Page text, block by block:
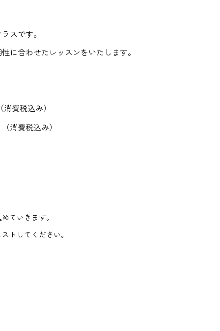
スです。
に合わせたレッスンをいたします。
費税込み）
消費税込み）
ていきます。
トしてください。